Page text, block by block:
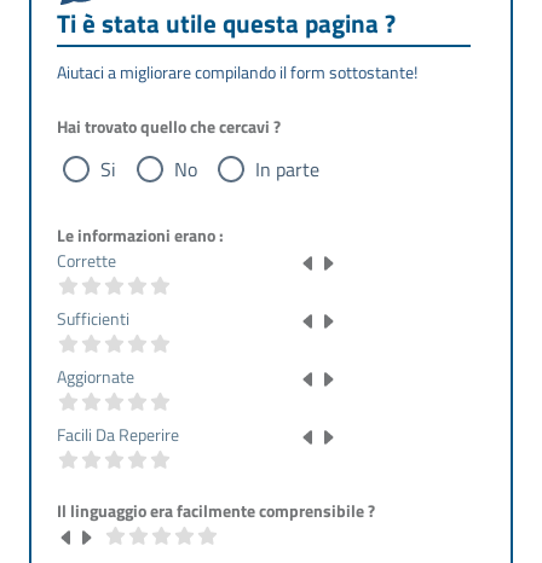
Ti è stata utile questa pagina ?
Aiutaci a migliorare compilando il form sottostante!
Hai trovato quello che cercavi ?
Si No In parte
Le informazioni erano :
Corrette
Sufficienti
Aggiornate
Facili Da Reperire
Il linguaggio era facilmente comprensibile ?